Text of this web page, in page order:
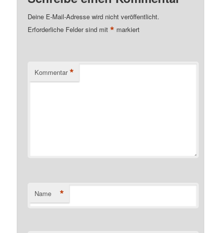
Deine E-Mail-Adresse wird nicht veröffentlicht.
Erforderliche Felder sind mit* markiert
Kommentar *
Name *